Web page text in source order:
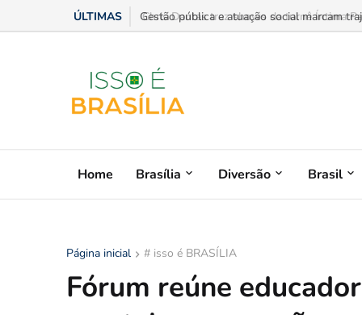
ÚLTIMAS Chris Dantas traz shows da turnê Íntima
Home Brasília Diversão Brasil
Página inicial # isso é BRASÍLIA
Fórum reúne